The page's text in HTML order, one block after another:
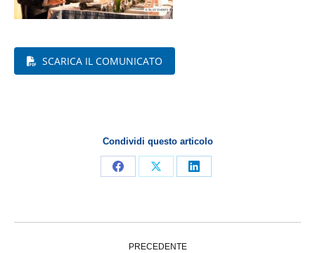
SCARICA IL COMUNICATO
Condividi questo articolo
PRECEDENTE